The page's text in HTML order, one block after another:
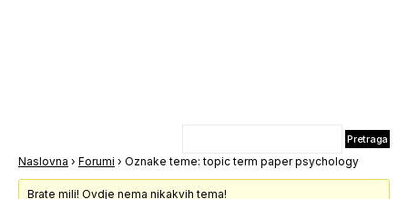
Naslovna › Forumi › Oznake teme: topic term paper psychology
Brate mili! Ovdje nema nikakvih tema!